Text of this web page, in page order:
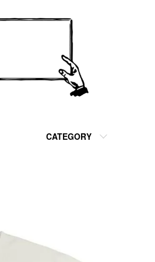
CATEGORY